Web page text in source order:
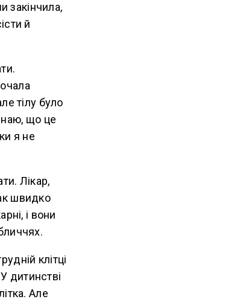
закінчила,
й
тілу було
що це
я не
Лікар,
швидко
і вони
клітці
дитинстві
Але